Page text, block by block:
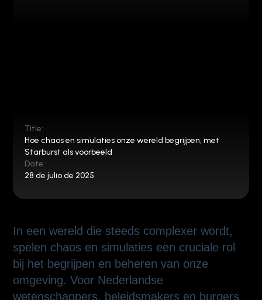
Title:
Hoe chaos en simulaties onze wereld begrijpen, met
Starburst als voorbeeld
Date:
28 de julio de 2025
In een wereld die steeds complexer wordt,
spelen chaos en simulaties een cruciale rol
bij het begrijpen en beheren van onze
omgeving. Voor Nederlandse
wetenschappers, beleidsmakers en burgers